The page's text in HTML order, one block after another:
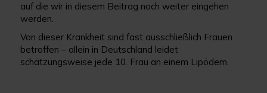
auf die wir in diesem Beitrag noch weiter eingehen
werden.
Von dieser Krankheit sind fast ausschließlich Frauen
betroffen – allein in Deutschland leidet
schätzungsweise jede 10. Frau an einem Lipödem.